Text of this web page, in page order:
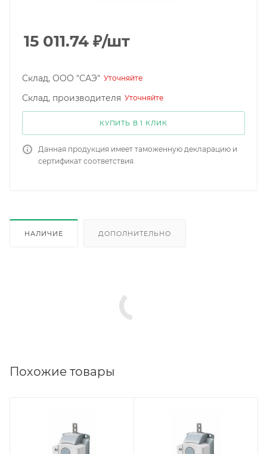
15 011.74 ₽/шт
Склад, ООО "САЭ" Уточняйте
Склад, производителя Уточняйте
КУПИТЬ В 1 КЛИК
Данная продукция имеет таможенную декларацию и
сертификат соответствия.
НАЛИЧИЕ ДОПОЛНИТЕЛЬНО
Похожие товары